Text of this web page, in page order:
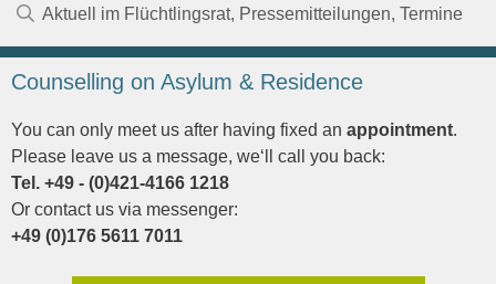
Kategorien
Aktuell im Flüchtlingsrat, Pressemitteilungen, Termine
Counselling on Asylum & Residence
You can only meet us after having fixed an appointment.
Please leave us a message, we‘ll call you back:
Tel. +49 - (0)421-4166 1218
Or contact us via messenger:
+49 (0)176 5611 7011